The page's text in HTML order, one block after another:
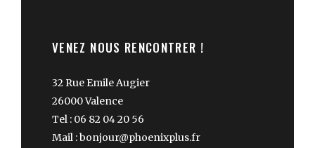
VENEZ NOUS RENCONTRER !
32 Rue Emile Augier
26000 Valence
Tel : 06 82 04 20 56
Mail : bonjour@phoenixplus.fr